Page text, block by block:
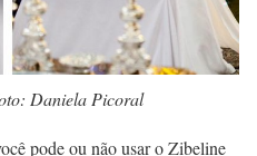
Daniela Picoral
pode ou não usar o Zibeline